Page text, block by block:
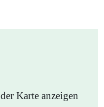
Karte anzeigen